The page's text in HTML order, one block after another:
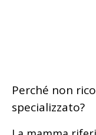
Perché non
specializzato?